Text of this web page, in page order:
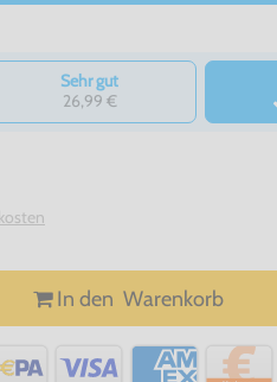
Sehr gut
26,99 €
In den Warenkorb